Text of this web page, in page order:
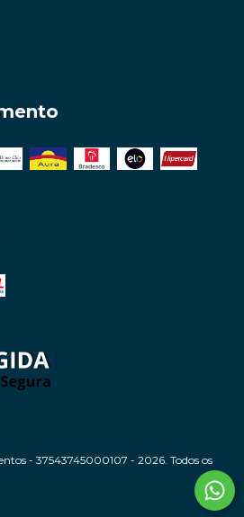
- 37543745000107 - 2026. Todos os